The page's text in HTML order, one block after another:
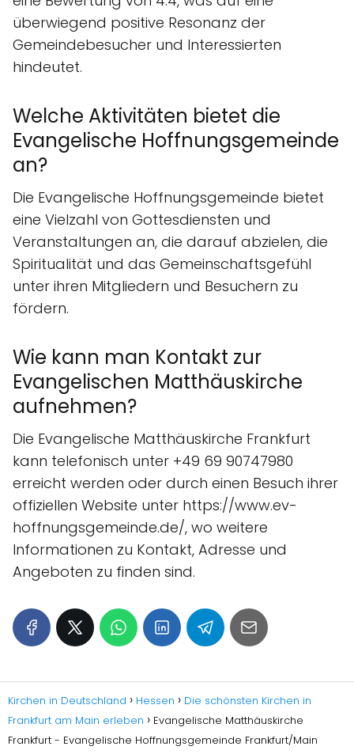
überwiegend positive Resonanz der
Gemeindebesucher und Interessierten
hindeutet.
Welche Aktivitäten bietet die
Evangelische Hoffnungsgemeinde
an?
Die Evangelische Hoffnungsgemeinde bietet
eine Vielzahl von Gottesdiensten und
Veranstaltungen an, die darauf abzielen, die
Spiritualität und das Gemeinschaftsgefühl
unter ihren Mitgliedern und Besuchern zu
fördern.
Wie kann man Kontakt zur
Evangelischen Matthäuskirche
aufnehmen?
Die Evangelische Matthäuskirche Frankfurt
kann telefonisch unter +49 69 90747980
erreicht werden oder durch einen Besuch ihrer
offiziellen Website unter https://www.ev-
hoffnungsgemeinde.de/, wo weitere
Informationen zu Kontakt, Adresse und
Angeboten zu finden sind.
Kirchen in Deutschland Hessen
Die schönsten Kirchen in
Frankfurt am Main erleben
Evangelische Matthäuskirche
Frankfurt - Evangelische Hoffnungsgemeinde Frankfurt/Main